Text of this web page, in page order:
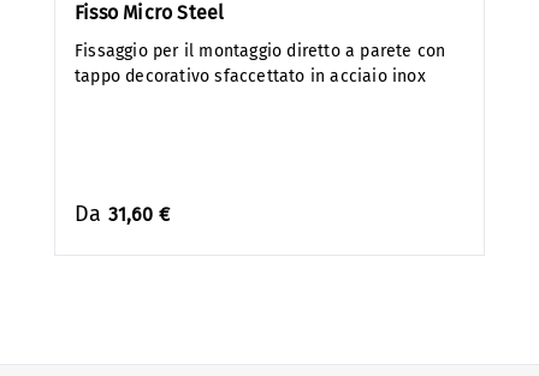
Fisso Micro Steel
Fissaggio per il montaggio diretto a parete con
tappo decorativo sfaccettato in acciaio inox
Da 31,60 €